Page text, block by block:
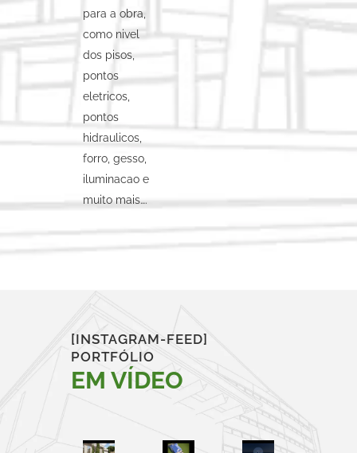
para a obra,
como nivel
dos pisos,
pontos
eletricos,
pontos
hidraulicos,
forro, gesso,
iluminacao e
muito mais….
[INSTAGRAM-FEED]
PORTFÓLIO
EM VÍDEO